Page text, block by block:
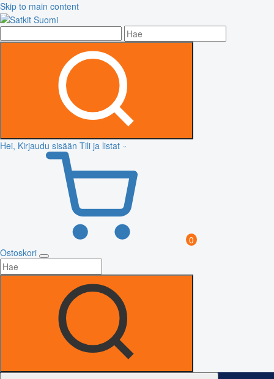
Skip to main content
Hei, Kirjaudu sisään Tili ja listat
0
Ostoskori